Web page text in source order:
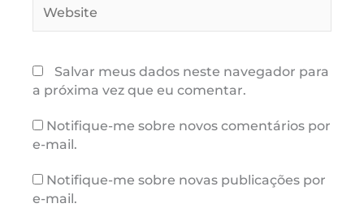
Salvar meus dados neste navegador para
a próxima vez que eu comentar.
Notifique-me sobre novos comentários por
e-mail.
Notifique-me sobre novas publicações por
e-mail.